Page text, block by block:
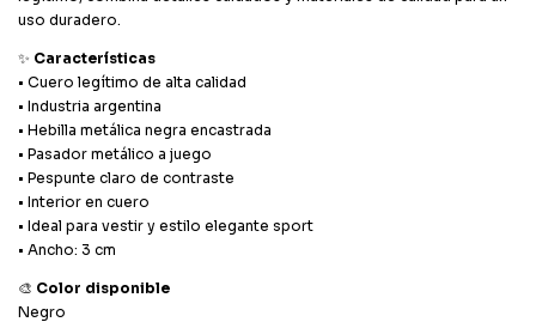
uso duradero.
✨ Características
• Cuero legítimo de alta calidad
• Industria argentina
• Hebilla metálica negra encastrada
• Pasador metálico a juego
• Pespunte claro de contraste
• Interior en cuero
• Ideal para vestir y estilo elegante sport
• Ancho: 3 cm
🎨 Color disponible
Negro